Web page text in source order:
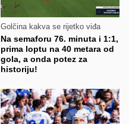
Golčina kakva se rijetko viđa
Na semaforu 76. minuta i 1:1,
prima loptu na 40 metara od
gola, a onda potez za
historiju!